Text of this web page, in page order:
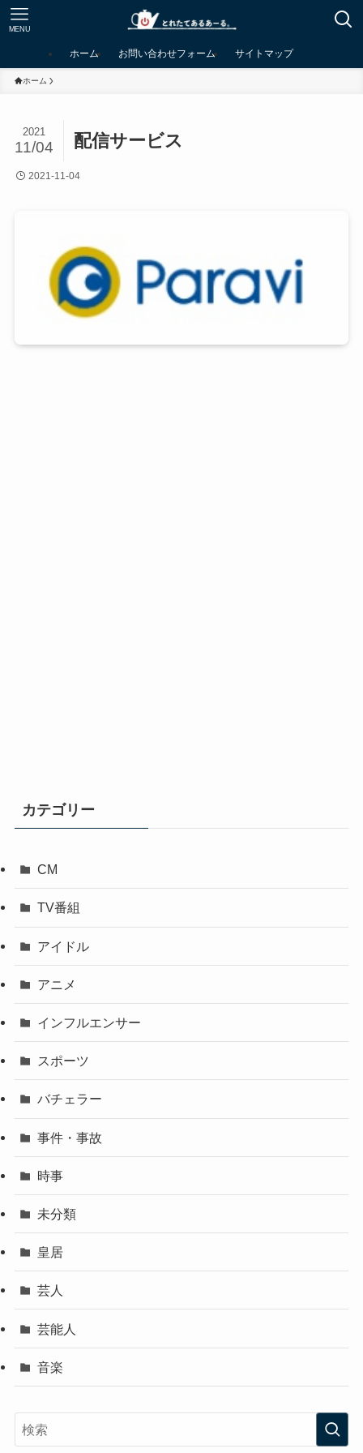
MENU
ホーム お問い合わせフォーム サイトマップ
ホーム
配信サービス
2021
11/04
2021-11-04
カテゴリー
CM
TV番組
アイドル
アニメ
インフルエンサー
スポーツ
バチェラー
事件・事故
時事
未分類
皇居
芸人
芸能人
音楽